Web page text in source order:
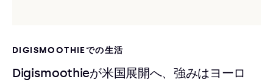
DIGISMOOTHIEでの生活
Digismoothieが米国展開へ、強みはヨーロ